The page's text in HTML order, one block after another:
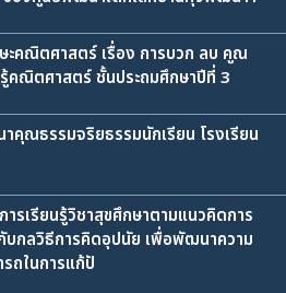
ะคณิตศาสตร์ เรื่อง การบวก ลบ คูณ
รู้คณิตศาสตร์ ชั้นประถมศึกษาปีที่ 3
คุณธรรมจริยธรรมนักเรียน โรงเรียน
รเรียนรู้วิชาสุขศึกษาตามแนวคิดการ
บกลวิธีการคิดอุปนัย เพื่อพัฒนาความ
ถในการแก้ปั